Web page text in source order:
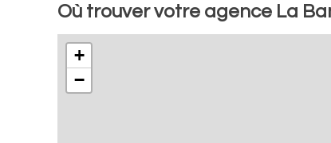
Où trouver votre agence La
+
−